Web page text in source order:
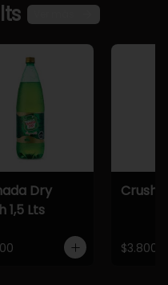
Dry
1,5 Lts
Crush
$3.800